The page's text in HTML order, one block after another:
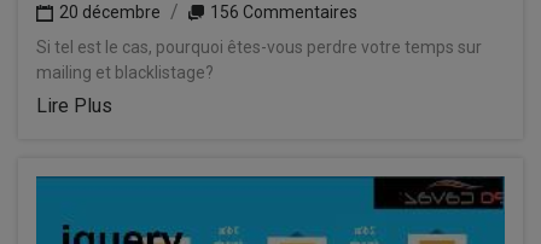
20 décembre
156 Commentaires
Si tel est le cas, pourquoi êtes-vous perdre votre temps sur
mailing et blacklistage?
Lire Plus